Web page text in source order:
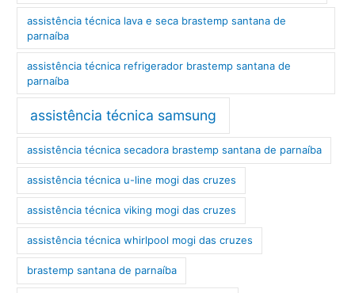
assistência técnica lava e seca brastemp santana de
parnaíba
assistência técnica refrigerador brastemp santana de
parnaíba
assistência técnica samsung
assistência técnica secadora brastemp santana de parnaíba
assistência técnica u-line mogi das cruzes
assistência técnica viking mogi das cruzes
assistência técnica whirlpool mogi das cruzes
brastemp santana de parnaíba